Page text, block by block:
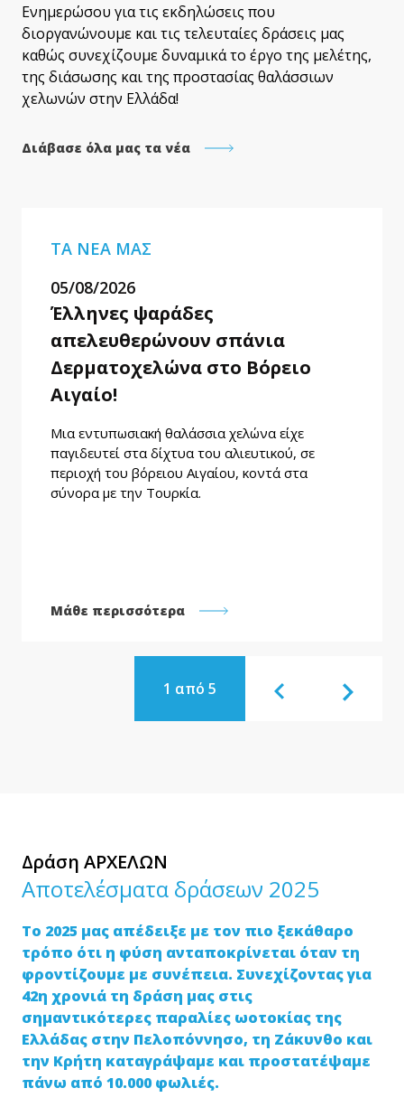
Ενημερώσου για τις εκδηλώσεις που
διοργανώνουμε και τις τελευταίες δράσεις μας
καθώς συνεχίζουμε δυναμικά το έργο της μελέτης,
της διάσωσης και της προστασίας θαλάσσιων
χελωνών στην Ελλάδα!
Διάβασε όλα μας τα νέα
ΤΑ ΝΕΑ ΜΑΣ
05/08/2026
Έλληνες ψαράδες
απελευθερώνουν σπάνια
Δερματοχελώνα στο Βόρειο
Αιγαίο!
Μια εντυπωσιακή θαλάσσια χελώνα είχε
παγιδευτεί στα δίχτυα του αλιευτικού, σε
περιοχή του βόρειου Αιγαίου, κοντά στα
σύνορα με την Τουρκία.
Μάθε περισσότερα
1 από 5
Δράση ΑΡΧΕΛΩΝ
Αποτελέσματα δράσεων 2025
Το 2025 μας απέδειξε με τον πιο ξεκάθαρο
τρόπο ότι η φύση ανταποκρίνεται όταν τη
φροντίζουμε με συνέπεια. Συνεχίζοντας για
42η χρονιά τη δράση μας στις
σημαντικότερες παραλίες ωοτοκίας της
Ελλάδας στην Πελοπόννησο, τη Ζάκυνθο και
την Κρήτη καταγράψαμε και προστατέψαμε
πάνω από 10.000 φωλιές.